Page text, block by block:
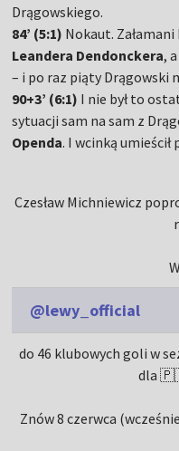
Drągowskiego.
84’ (5:1) Nokaut.
Leandera Dendonckera,
– i po raz piąty Drągowski
90+3’ (6:1) I nie był to
sytuacji sam na sam z
Openda. I wcinką umieścił
Czesław Michniewicz
@lewy_official
do 46 klubowych goli w
dla
Znów 8 czerwca